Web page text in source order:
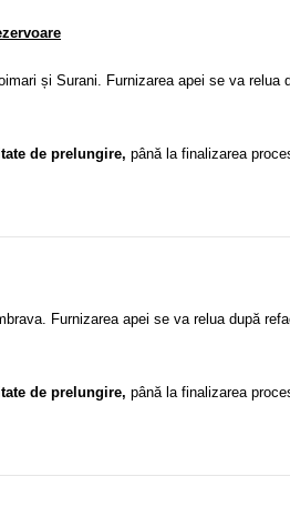
și Surani. Furnizarea apei se va
de prelungire, până la finalizarea
Furnizarea apei se va relua după
de prelungire, până la finalizarea